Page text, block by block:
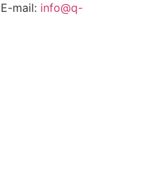
E-mail: info@q-